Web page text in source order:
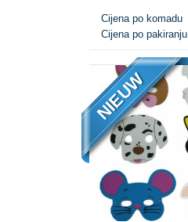
Cijena po komadu
Cijena po pakiranju
NIEUW